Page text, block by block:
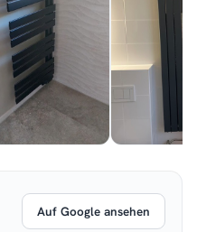
Auf Google ansehen